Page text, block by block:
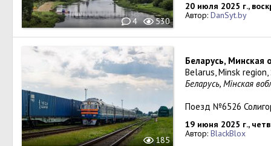
4 530
20 июля 2025 г.,
Автор: DanSyt.by
185
Беларусь, Минская
Belarus, Minsk
Беларусь, Мінская
Поезд №6526
19 июня 2025 г.,
Автор: BlackBlox